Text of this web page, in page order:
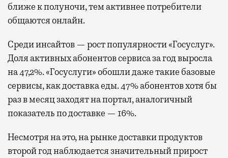
ближе к полуночи, тем активнее потребители
общаются онлайн.
Среди инсайтов — рост популярности «Госуслуг».
Доля активных абонентов сервиса за год выросла
на 47,2%. «Госуслуги» обошли даже такие базовые
сервисы, как доставка еды. 47% абонентов хотя бы
раз в месяц заходят на портал, аналогичный
показатель по доставке — 16%.
Несмотря на это, на рынке доставки продуктов
второй год наблюдается значительный прирост